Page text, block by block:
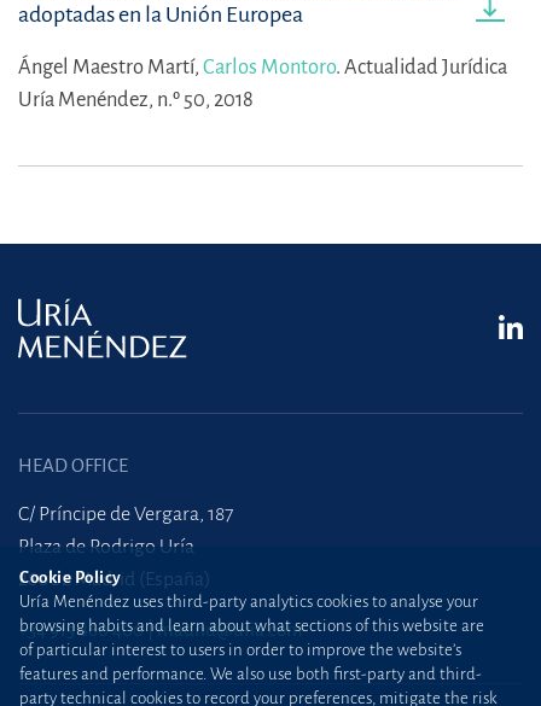
adoptadas en la Unión Europea
Ángel Maestro Martí, Carlos Montoro. Actualidad Jurídica
Uría Menéndez, n.º 50, 2018
HEAD OFFICE
C/ Príncipe de Vergara, 187
Plaza de Rodrigo Uría
28002 Madrid (España)
+34 915 860 400 madrid@uria.com
Cookie Policy
Uría Menéndez uses third-party analytics cookies to analyse your
browsing habits and learn about what sections of this website are
of particular interest to users in order to improve the website’s
features and performance. We also use both first-party and third-
party technical cookies to record your preferences, mitigate the risk